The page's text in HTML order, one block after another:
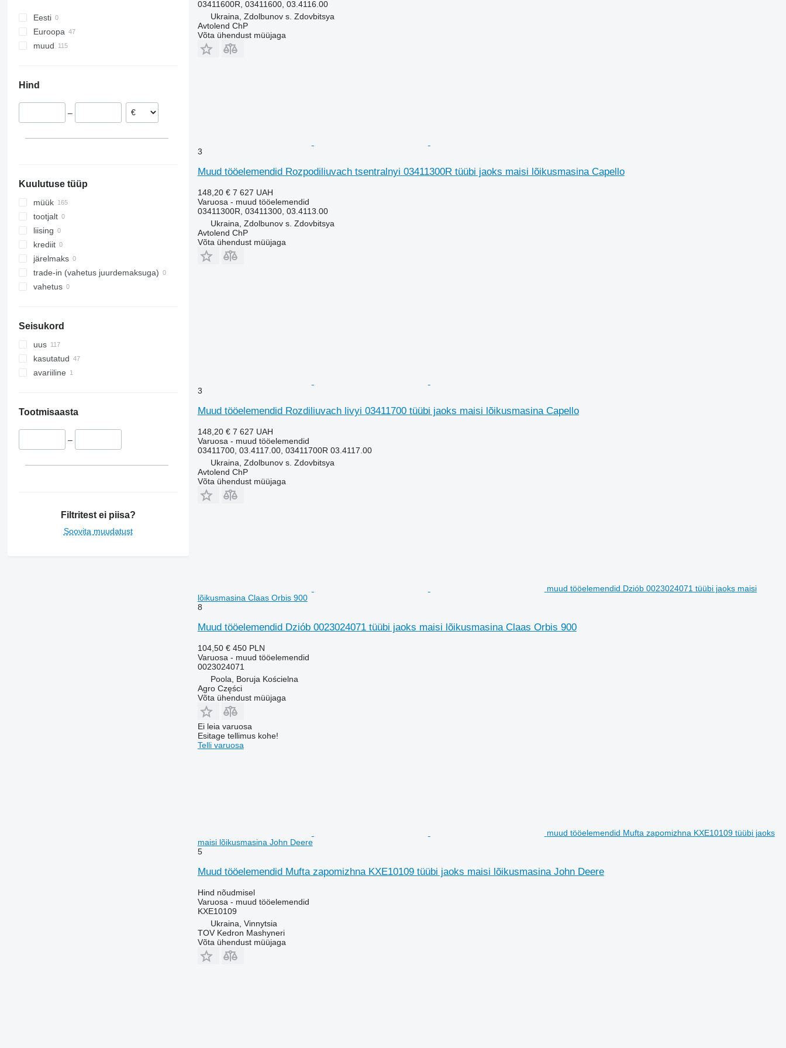
Eesti
Euroopa
Poola
Saksamaa
muud
Hind
–
Kuulutuse tüüp
müük
tootjalt
liising
krediit
järelmaks
trade-in (vahetus juurdemaksuga)
vahetus
Seisukord
uus
kasutatud
avariiline
Tootmisaasta
–
Filtritest ei piisa?
Soovita muudatust
03411600R, 03411600, 03.4116.00
Ukraina, Zdolbunov s. Zdovbitsya
Avtolend ChP
Võta ühendust müüjaga
3
Muud tööelemendid Rozpodiliuvach tsentralnyi 03411300R tüübi jaoks maisi lõikusmasina Capello
148,20 € 7 627 UAH
Varuosa - muud tööelemendid
03411300R, 03411300, 03.4113.00
Ukraina, Zdolbunov s. Zdovbitsya
Avtolend ChP
Võta ühendust müüjaga
3
Muud tööelemendid Rozdiliuvach livyi 03411700 tüübi jaoks maisi lõikusmasina Capello
148,20 € 7 627 UAH
Varuosa - muud tööelemendid
03411700, 03.4117.00, 03411700R 03.4117.00
Ukraina, Zdolbunov s. Zdovbitsya
Avtolend ChP
Võta ühendust müüjaga
muud tööelemendid Dziób 0023024071 tüübi jaoks maisi
lõikusmasina Claas Orbis 900
8
Muud tööelemendid Dziób 0023024071 tüübi jaoks maisi lõikusmasina Claas Orbis 900
104,50 € 450 PLN
Varuosa - muud tööelemendid
0023024071
Poola, Boruja Kościelna
Agro Części
Võta ühendust müüjaga
Ei leia varuosa
Esitage tellimus kohe!
Telli varuosa
muud tööelemendid Mufta zapomizhna KXE10109 tüübi jaoks
maisi lõikusmasina John Deere
5
Muud tööelemendid Mufta zapomizhna KXE10109 tüübi jaoks maisi lõikusmasina John Deere
Hind nõudmisel
Varuosa - muud tööelemendid
KXE10109
Ukraina, Vinnytsia
TOV Kedron Mashyneri
Võta ühendust müüjaga